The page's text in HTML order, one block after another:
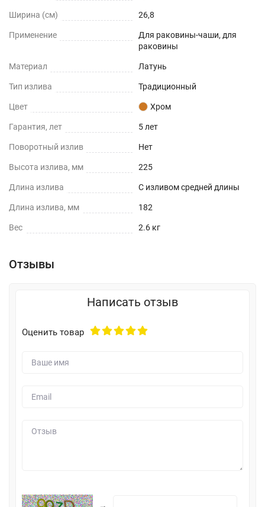
Ширина (см) 26,8
Применение
Для раковины-чаши, для
раковины
Материал Латунь
Тип излива Традиционный
Цвет Хром
Гарантия, лет 5 лет
Поворотный излив Нет
Высота излива, мм 225
Длина излива С изливом средней длины
Длина излива, мм 182
Вес 2.6 кг
Отзывы
Написать отзыв
Оценить товар